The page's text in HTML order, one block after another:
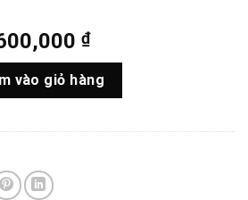
₫.
₫Giá
hiện
tại
là:
6,600,000 ₫.
ALK số lượng
vào giỏ hàng